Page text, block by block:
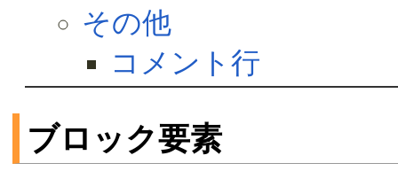
その他
コメント行
ブロック要素